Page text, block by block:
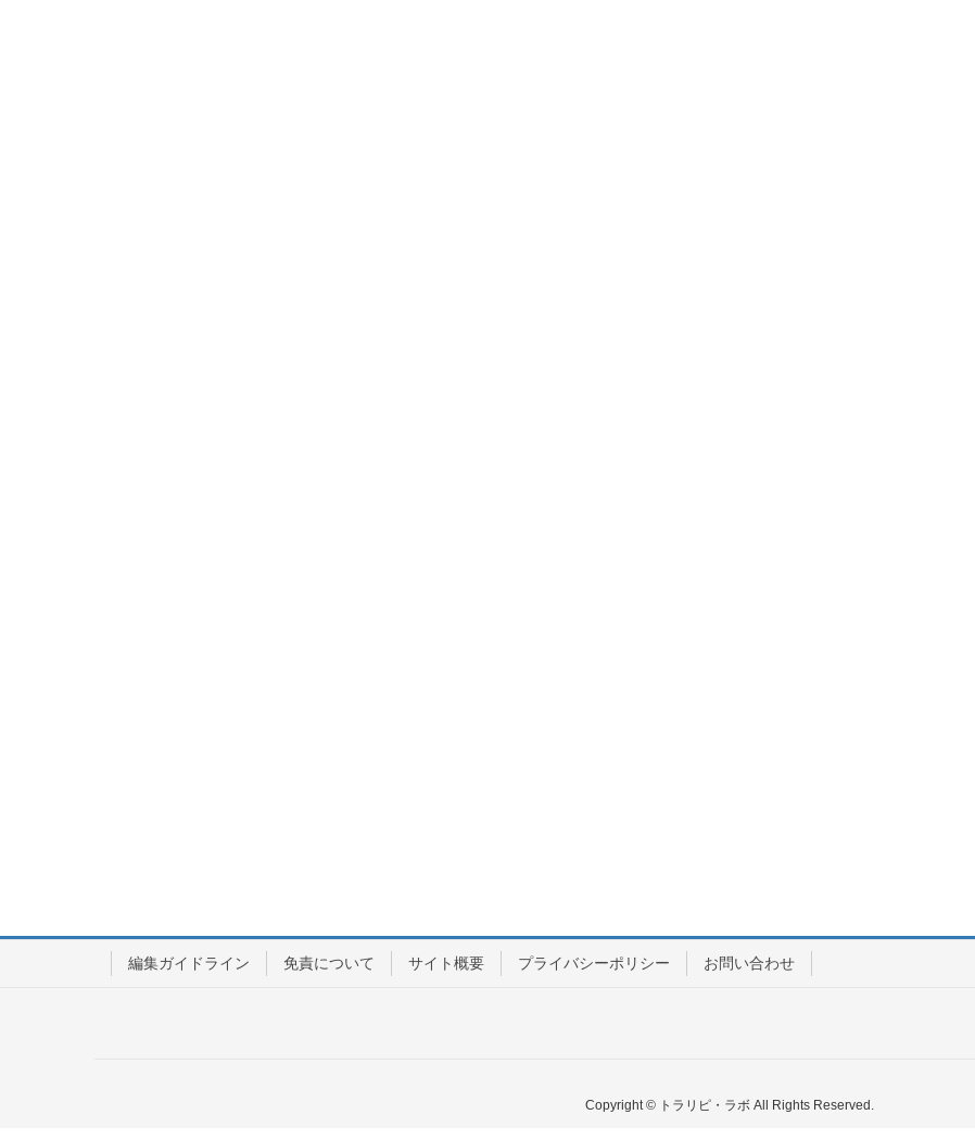
編集ガイドライン 免責について サイト概要 プライバシーポリシー お問い合わせ
Copyright © トラリピ・ラボ All Rights Reserved.